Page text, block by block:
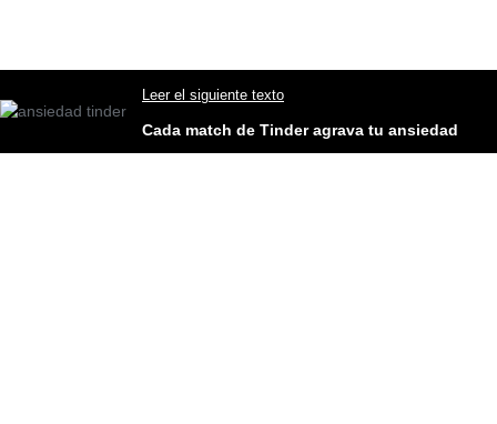
Leer el siguiente texto
Cada match de Tinder agrava tu ansiedad